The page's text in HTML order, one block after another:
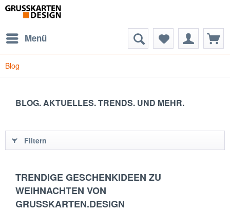
Menü
Blog
BLOG. AKTUELLES. TRENDS. UND MEHR.
Filtern
TRENDIGE GESCHENKIDEEN ZU
WEIHNACHTEN VON
GRUSSKARTEN.DESIGN